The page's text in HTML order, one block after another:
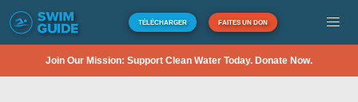
TÉLÉCHARGER FAITES UN DON
Join Our Mission: Support Clean Water Today. Donate Now.